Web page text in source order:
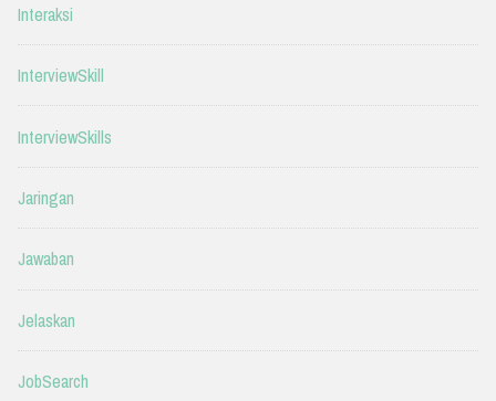
Interaksi
InterviewSkill
InterviewSkills
Jaringan
Jawaban
Jelaskan
JobSearch